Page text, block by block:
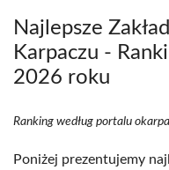
Najlepsze
Karpaczu -
2026 roku
Ranking według portalu
Poniżej prezentujemy